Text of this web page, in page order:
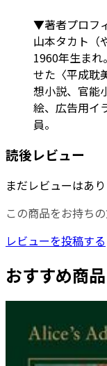
▼著者プロフ
山本タカト（
1960年生ま
せた〈平成耽
想小説、官能
絵、広告用イ
員。
読後レビュー
まだレビューはあり
この商品をお持ち
レビューを投稿する
おすすめ商品